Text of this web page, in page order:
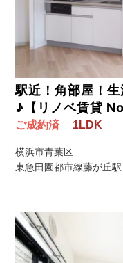
駅近！角部屋！
♪【リノベ賃貸
ご成約済 1LDK
横浜市青葉区
東急田園都市線藤が丘駅